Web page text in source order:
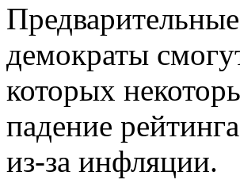
демократы
которых
падение
из-за инфляции.